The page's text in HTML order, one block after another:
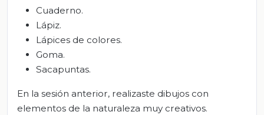
Cuaderno.
Lápiz.
Lápices de colores.
Goma.
Sacapuntas.
En la sesión anterior, realizaste dibujos con
elementos de la naturaleza muy creativos.